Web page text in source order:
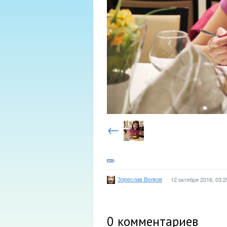
←
Зореслав Волков 12 октября 2016,
0 комментариев